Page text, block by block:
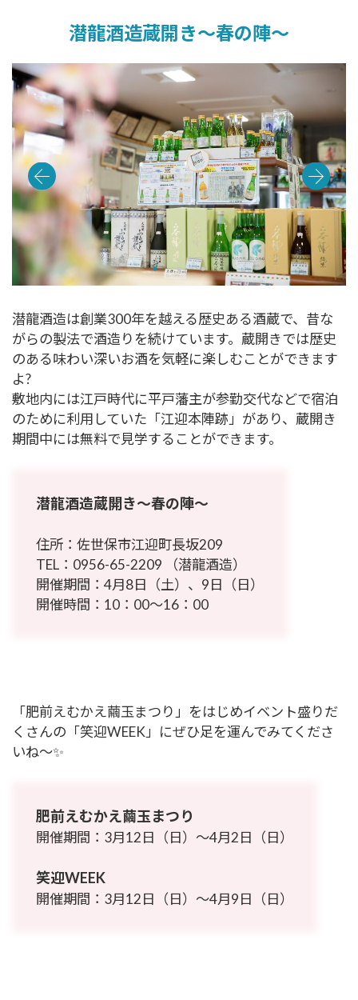
潜龍酒造蔵開き～春の陣～
潜龍酒造は創業300年を越える歴史ある酒蔵で、昔な
がらの製法で酒造りを続けています。蔵開きでは歴史
のある味わい深いお酒を気軽に楽しむことができます
よ?
敷地内には江戸時代に平戸藩主が参勤交代などで宿泊
のために利用していた「江迎本陣跡」があり、蔵開き
期間中には無料で見学することができます。
潜龍酒造蔵開き～春の陣～
住所：佐世保市江迎町長坂209
TEL： 0956-65-2209 （潜龍酒造）
開催期間：4月8日（土）、9日（日）
開催時間：10：00～16：00
「肥前えむかえ繭玉まつり」をはじめイベント盛りだ
くさんの「笑迎WEEK」にぜひ足を運んでみてくださ
いね～✨
肥前えむかえ繭玉まつり
開催期間：3月12日（日）～4月2日（日）
笑迎WEEK
開催期間：3月12日（日）～4月9日（日）